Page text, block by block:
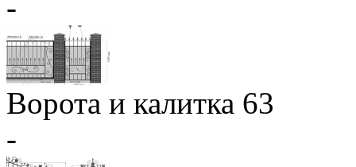
-
Ворота и калитка 63
-